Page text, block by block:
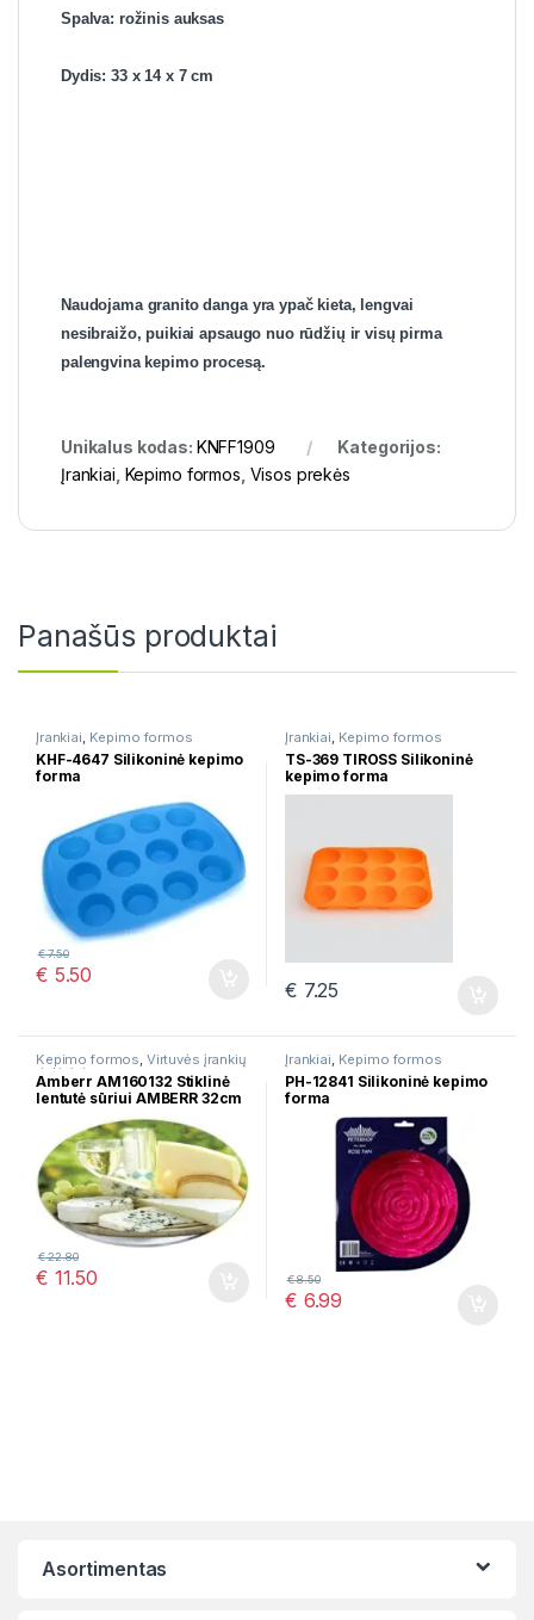
Spalva: rožinis auksas
Dydis: 33 x 14 x 7 cm
Naudojama granito danga yra ypač kieta, lengvai
nesibraižo, puikiai apsaugo nuo rūdžių ir visų pirma
palengvina kepimo procesą.
Unikalus kodas: KNFF1909
Kategorijos:
Įrankiai Kepimo formos Visos prekės
Panašūs produktai
Įrankiai Kepimo formos
KHF-4647 Silikoninė kepimo
forma
€ 5.50
€7.50
Įrankiai Kepimo formos
TS-369 TIROSS Silikoninė
kepimo forma
€ 7.25
Kepimo formos, Virtuvės įrankių
rinkiniai
Amberr AM160132 Stiklinė
lentutė sūriui AMBERR 32cm
€ 11.50
€22.80
Įrankiai, Kepimo formos
PH-12841 Silikoninė kepimo
forma
€ 6.99
€8.50
Asortimentas